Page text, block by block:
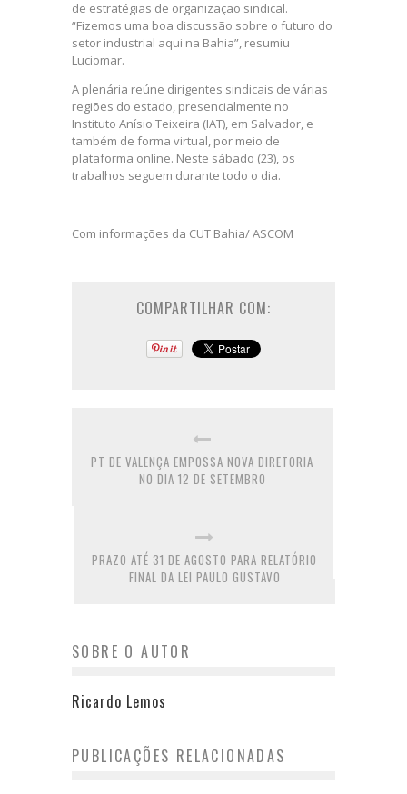
de estratégias de organização sindical.
“Fizemos uma boa discussão sobre o futuro do
setor industrial aqui na Bahia”, resumiu
Luciomar.
A plenária reúne dirigentes sindicais de várias
regiões do estado, presencialmente no
Instituto Anísio Teixeira (IAT), em Salvador, e
também de forma virtual, por meio de
plataforma online. Neste sábado (23), os
trabalhos seguem durante todo o dia.
Com informações da CUT Bahia/ ASCOM
COMPARTILHAR COM:
PT DE VALENÇA EMPOSSA NOVA DIRETORIA
NO DIA 12 DE SETEMBRO
PRAZO ATÉ 31 DE AGOSTO PARA RELATÓRIO
FINAL DA LEI PAULO GUSTAVO
SOBRE O AUTOR
Ricardo Lemos
PUBLICAÇÕES RELACIONADAS